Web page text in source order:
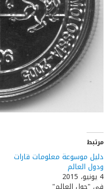
مرتبط
دليل موسوعة معلومات قارات
ودول العالم
4 يونيو، 2015